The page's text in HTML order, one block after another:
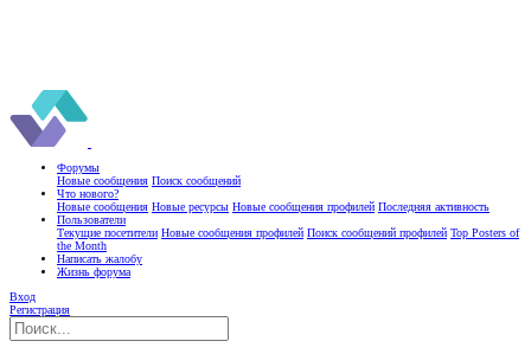
Форумы
Новые сообщения Поиск сообщений
Что нового?
Новые сообщения Новые ресурсы Новые сообщения профилей Последняя активность
Пользователи
Текущие посетители Новые сообщения профилей Поиск сообщений профилей Top Posters of
the Month
Написать жалобу
Жизнь форума
Вход
Регистрация